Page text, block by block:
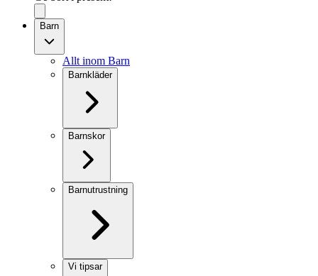
Barn
Allt inom Barn
Barnkläder
Barnskor
Barnutrustning
Vi tipsar